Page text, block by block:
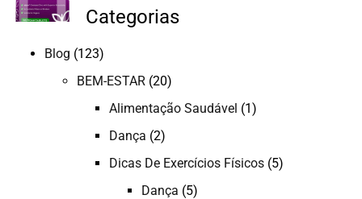
Categorias
Blog (123)
BEM-ESTAR (20)
Alimentação Saudável (1)
Dança (2)
Dicas De Exercícios Físicos (5)
Dança (5)